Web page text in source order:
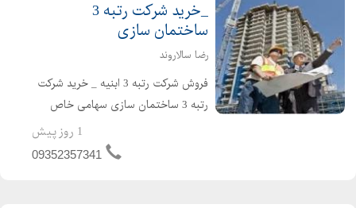
_خرید شرکت رتبه 3
ساختمان سازی
رضا سالاروند
فروش شرکت رتبه 3 ابنیه _ خرید شرکت
رتبه 3 ساختمان سازی سهامی خاص
دارای اعتبار ساجاتی و ساجاری فاقد
بدهی مالیاتی و بیمه ارزش افزوده مفاصا
1 روز پیش
09352357341